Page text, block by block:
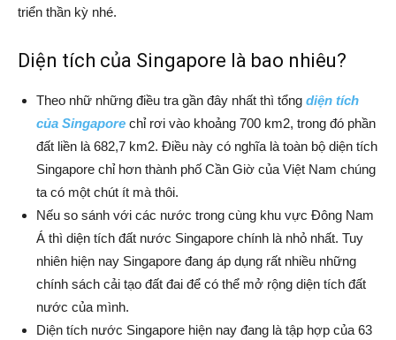
triển thần kỳ nhé.
Diện tích của Singapore là bao nhiêu?
Theo nhữ những điều tra gần đây nhất thì tổng diện tích
của Singapore chỉ rơi vào khoảng 700 km2, trong đó phần
đất liền là 682,7 km2. Điều này có nghĩa là toàn bộ diện tích
Singapore chỉ hơn thành phố Cần Giờ của Việt Nam chúng
ta có một chút ít mà thôi.
Nếu so sánh với các nước trong cùng khu vực Đông Nam
Á thì diện tích đất nước Singapore chính là nhỏ nhất. Tuy
nhiên hiện nay Singapore đang áp dụng rất nhiều những
chính sách cải tạo đất đai để có thể mở rộng diện tích đất
nước của mình.
Diện tích nước Singapore hiện nay đang là tập hợp của 63